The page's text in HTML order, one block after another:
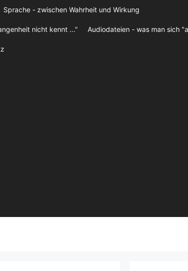
Sprache - zwischen Wahrheit und Wirkung
nicht kennt ..." Audiodateien - was man sich